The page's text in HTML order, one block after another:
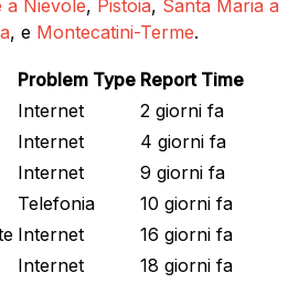
a Nievole, Pistoia, Santa Maria a
, e Montecatini-Terme.
Problem Type Report Time
Internet
2 giorni fa
Internet
4 giorni fa
Internet
9 giorni fa
Telefonia
10 giorni fa
Internet
16 giorni fa
Internet 18 giorni fa